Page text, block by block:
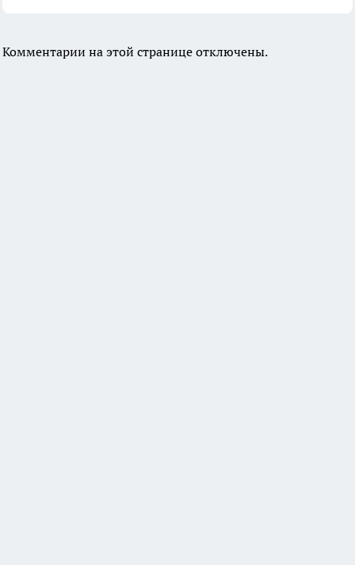
Комментарии на этой странице отключены.